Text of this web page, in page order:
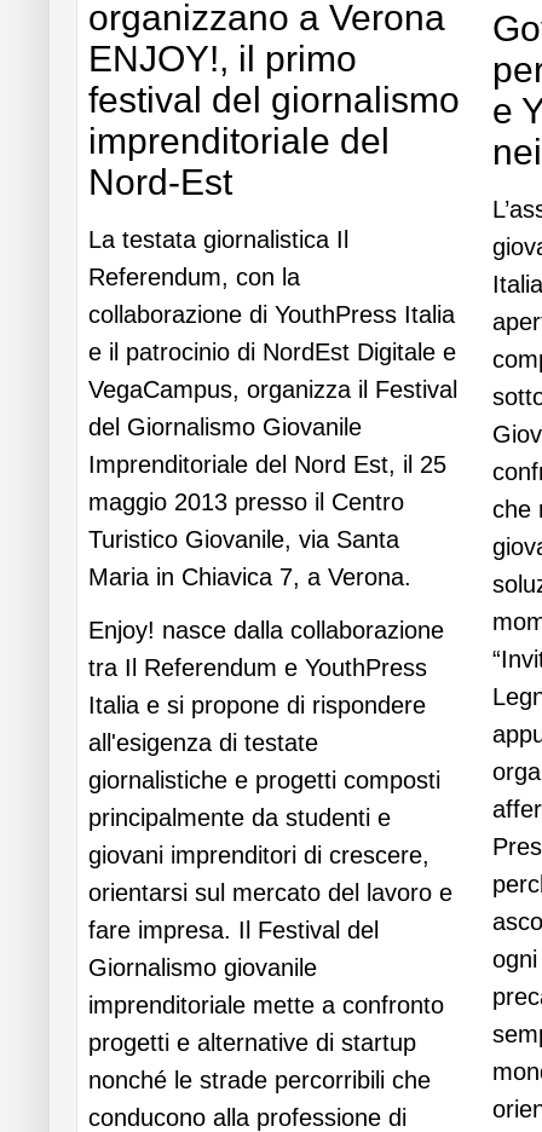
organizzano a Verona
ENJOY!, il primo
festival del giornalismo
imprenditoriale del
Nord-Est
La testata giornalistica Il
Referendum, con la
collaborazione di YouthPress Italia
e il patrocinio di NordEst Digitale e
VegaCampus, organizza il Festival
del Giornalismo Giovanile
Imprenditoriale del Nord Est, il 25
maggio 2013 presso il Centro
Turistico Giovanile, via Santa
Maria in Chiavica 7, a Verona.
Enjoy! nasce dalla collaborazione
tra Il Referendum e YouthPress
Italia e si propone di rispondere
all'esigenza di testate
giornalistiche e progetti composti
principalmente da studenti e
giovani imprenditori di crescere,
orientarsi sul mercato del lavoro e
fare impresa. Il Festival del
Giornalismo giovanile
imprenditoriale mette a confronto
progetti e alternative di startup
nonché le strade percorribili che
conducono alla professione di
e
che